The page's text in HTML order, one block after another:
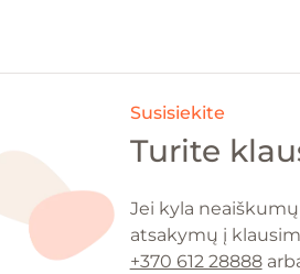
Susisiekite
Turite
Jei kyla
atsakymų į
+370 612 28888